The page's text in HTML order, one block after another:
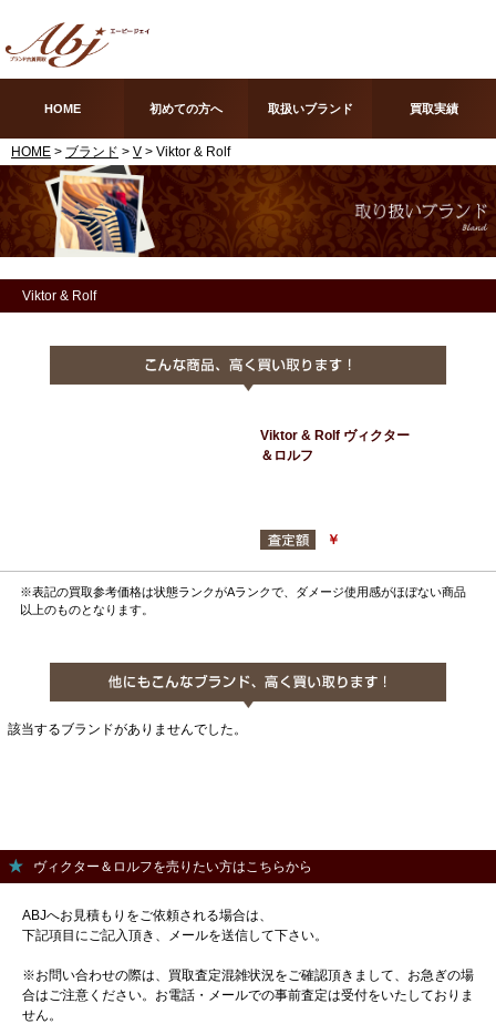
HOME 初めての方へ 取扱いブランド 買取実績
HOME > ブランド > V > Viktor & Rolf
Viktor & Rolf
Viktor & Rolf ヴィクター
＆ロルフ
￥
※表記の買取参考価格は状態ランクがAランクで、ダメージ使用感がほぼない商品
以上のものとなります。
該当するブランドがありませんでした。
ヴィクター＆ロルフを売りたい方はこちらから
ABJへお見積もりをご依頼される場合は、
下記項目にご記入頂き、メールを送信して下さい。
※お問い合わせの際は、買取査定混雑状況をご確認頂きまして、お急ぎの場
合はご注意ください。お電話・メールでの事前査定は受付をいたしておりま
せん。